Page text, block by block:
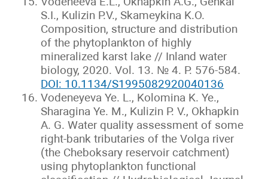
S.I., Kulizin P.V., Skameykina K.O.
Composition, structure and distribution
of the phytoplankton of highly
mineralized karst lake // Inland water
biology, 2020. Vol. 13. № 4. P. 576-584.
DOI: 10.1134/S1995082920040136
Vodeneyeva Ye. L., Kolomina K. Ye.,
Sharagina Ye. M., Kulizin P. V., Okhapkin
A. G. Water quality assessment of some
right-bank tributaries of the Volga river
(the Cheboksary reservoir catchment)
using phytoplankton functional